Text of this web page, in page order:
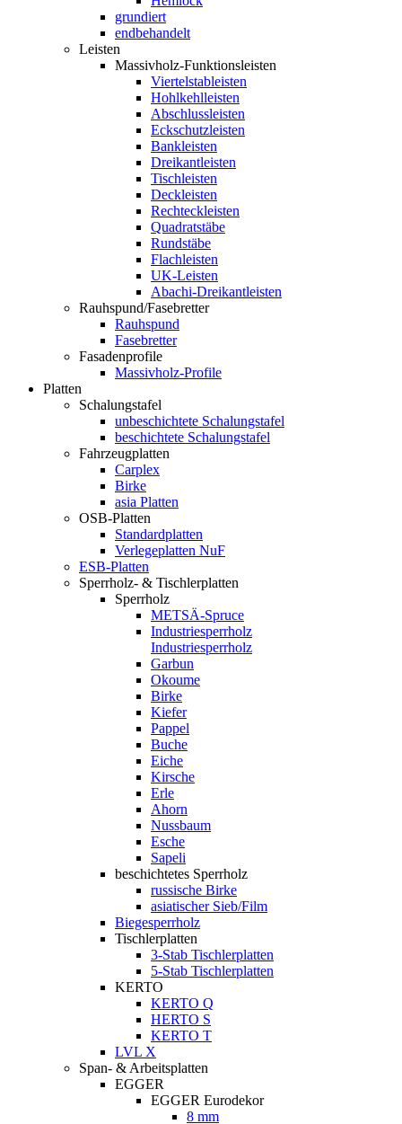
grundiert
endbehandelt
Leisten
Massivholz-Funktionsleisten
Viertelstableisten
Hohlkehlleisten
Abschlussleisten
Eckschutzleisten
Bankleisten
Dreikantleisten
Tischleisten
Deckleisten
Rechteckleisten
Quadratstäbe
Rundstäbe
Flachleisten
UK-Leisten
Abachi-Dreikantleisten
Rauhspund/Fasebretter
Rauhspund
Fasebretter
Fasadenprofile
Massivholz-Profile
Platten
Schalungstafel
unbeschichtete Schalungstafel
beschichtete Schalungstafel
Fahrzeugplatten
Carplex
Birke
asia Platten
OSB-Platten
Standardplatten
Verlegeplatten NuF
ESB-Platten
Sperrholz- & Tischlerplatten
Sperrholz
METSÄ-Spruce
Industriesperrholz
Industriesperrholz
Garbun
Okoume
Birke
Kiefer
Pappel
Buche
Eiche
Kirsche
Erle
Ahorn
Nussbaum
Esche
Sapeli
beschichtetes Sperrholz
russische Birke
asiatischer Sieb/Film
Biegesperrholz
Tischlerplatten
3-Stab Tischlerplatten
5-Stab Tischlerplatten
KERTO
KERTO Q
HERTO S
KERTO T
LVL X
Span- & Arbeitsplatten
EGGER
EGGER Eurodekor
8 mm